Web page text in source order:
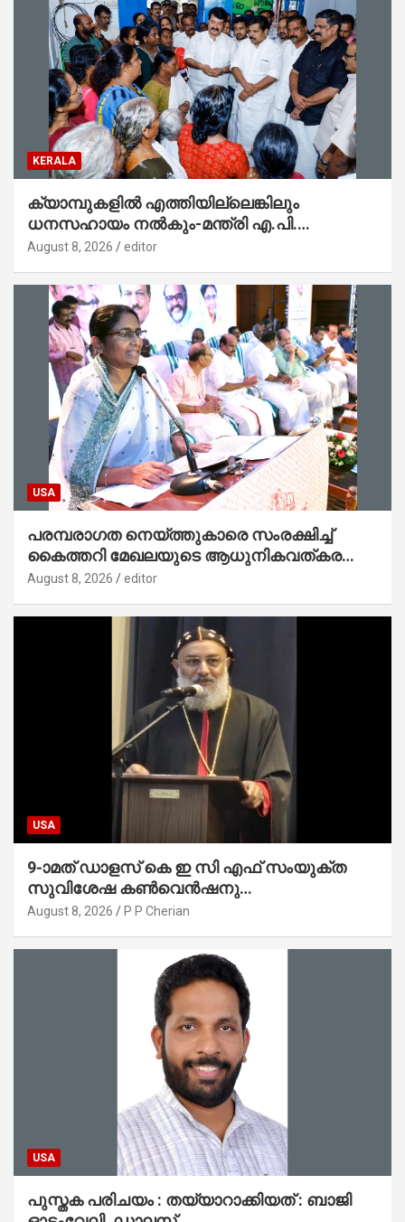
KERALA
ക്യാമ്പുകളിൽ എത്തിയില്ലെങ്കിലും
ധനസഹായം നൽകും-മന്ത്രി എ.പി.
അനിൽകുമാർ
August 8, 2026 editor
USA
പരമ്പരാഗത നെയ്ത്തുകാരെ സംരക്ഷിച്ച്
കൈത്തറി മേഖലയുടെ ആധുനികവത്കരണം
സാധ്യമാക്കും : ഡെപ്യൂട്ടി സ്പീക്കർ
August 8, 2026 editor
USA
9-ാമത് ഡാളസ് കെ ഇ സി എഫ് സംയുക്ത
സുവിശേഷ കൺവെൻഷനു
പ്രാർത്ഥനാനിർഭരമായ തുടക്കം
August 8, 2026 P P Cherian
USA
പുസ്തക പരിചയം : തയ്യാറാക്കിയത് : ബാജി